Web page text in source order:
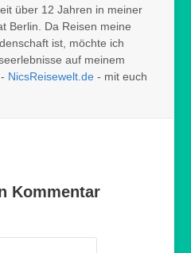
über 12 Jahren in meiner
Berlin. Da Reisen meine
ist, möchte ich
auf meinem
NicsReisewelt.de - mit euch
Kommentar